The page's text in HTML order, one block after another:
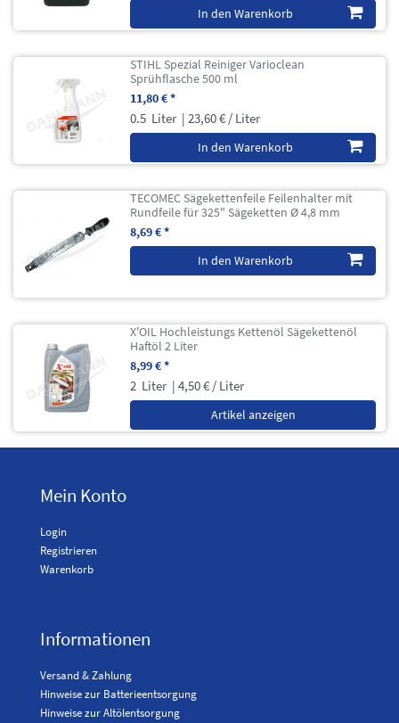
In den Warenkorb
STIHL Spezial Reiniger Varioclean
Sprühflasche 500 ml
11,80 € *
0.5 Liter | 23,60 € / Liter
In den Warenkorb
TECOMEC Sägekettenfeile Feilenhalter mit
Rundfeile für 325" Sägeketten Ø 4,8 mm
8,69 € *
In den Warenkorb
X'OIL Hochleistungs Kettenöl Sägekettenöl
Haftöl 2 Liter
8,99 € *
2 Liter | 4,50 € / Liter
Artikel anzeigen
Mein Konto
Login
Registrieren
Warenkorb
Informationen
Versand & Zahlung
Hinweise zur Batterieentsorgung
Hinweise zur Altölentsorgung